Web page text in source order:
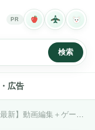
検索
PR
広告
ゲーム両立ノートPCおすすめ14選｜RTX 4060搭載の本命を厳選